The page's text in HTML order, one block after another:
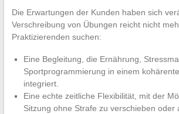
Die Erwartungen der Kunden haben sich
Verschreibung von Übungen reicht nicht
Praktizierenden suchen:
Eine Begleitung, die Ernährung,
Sportprogrammierung in einem
integriert.
Eine echte zeitliche Flexibilität, mit der
Sitzung ohne Strafe zu verschieben oder